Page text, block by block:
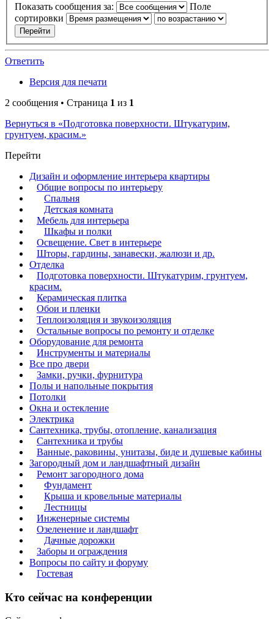
Показать сообщения за:
Поле
сортировки
Ответить
Версия для печати
2 сообщения • Страница 1 из 1
Вернуться в «Подготовка поверхности. Штукатурим,
грунтуем, красим.»
Перейти
Дизайн и оформление интерьера квартиры
Общие вопросы по интерьеру
Спальня
Детская комната
Мебель для интерьера
Шкафы и полки
Освещение. Свет в интерьере
Шторы, гардины, занавески, жалюзи и др.
Отделка
Подготовка поверхности. Штукатурим, грунтуем,
красим.
Керамическая плитка
Обои и пленки
Теплоизоляция и звукоизоляция
Остальные вопросы по ремонту и отделке
Оборудование для ремонта
Инструменты и материалы
Все про двери
Замки, ручки, фурнитура
Полы и напольные покрытия
Потолки
Окна и остекление
Электрика
Сантехника, трубы, отопление, канализация
Сантехника и трубы
Ванные, раковины, унитазы, биде и душевые кабины
Загородный дом и ландшафтный дизайн
Ремонт загородного дома
Фундамент
Крыша и кровельные материалы
Лестницы
Инженерные системы
Озеленение и ландшафт
Дачные дорожки
Заборы и ограждения
Вопросы по сайту и форуму
Гостевая
Кто сейчас на конференции